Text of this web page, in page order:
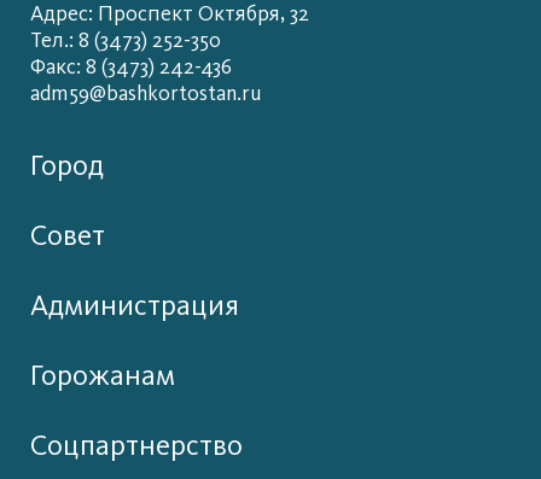
Адрес: Проспект Октября, 32
Тел.: 8 (3473) 252-350
Факс: 8 (3473) 242-436
adm59@bashkortostan.ru
Город
Совет
Администрация
Горожанам
Соцпартнерство